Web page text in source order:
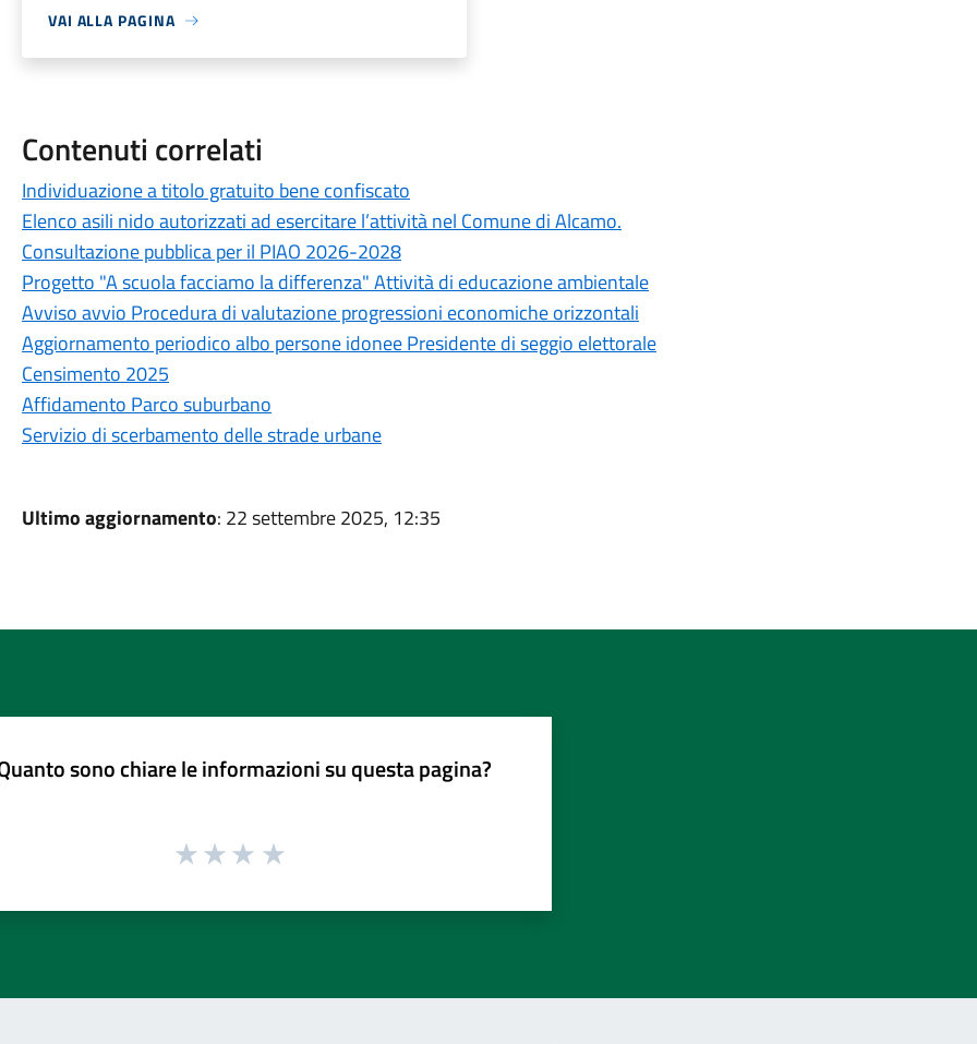
VAI ALLA PAGINA
Contenuti correlati
Individuazione a titolo gratuito bene confiscato
Elenco asili nido autorizzati ad esercitare l’attività nel Comune di Alcamo.
Consultazione pubblica per il PIAO 2026-2028
Progetto "A scuola facciamo la differenza" Attività di educazione ambientale
Avviso avvio Procedura di valutazione progressioni economiche orizzontali
Aggiornamento periodico albo persone idonee Presidente di seggio elettorale
Censimento 2025
Affidamento Parco suburbano
Servizio di scerbamento delle strade urbane
Ultimo aggiornamento: 22 settembre 2025, 12:35
sono chiare le informazioni su questa pagina?